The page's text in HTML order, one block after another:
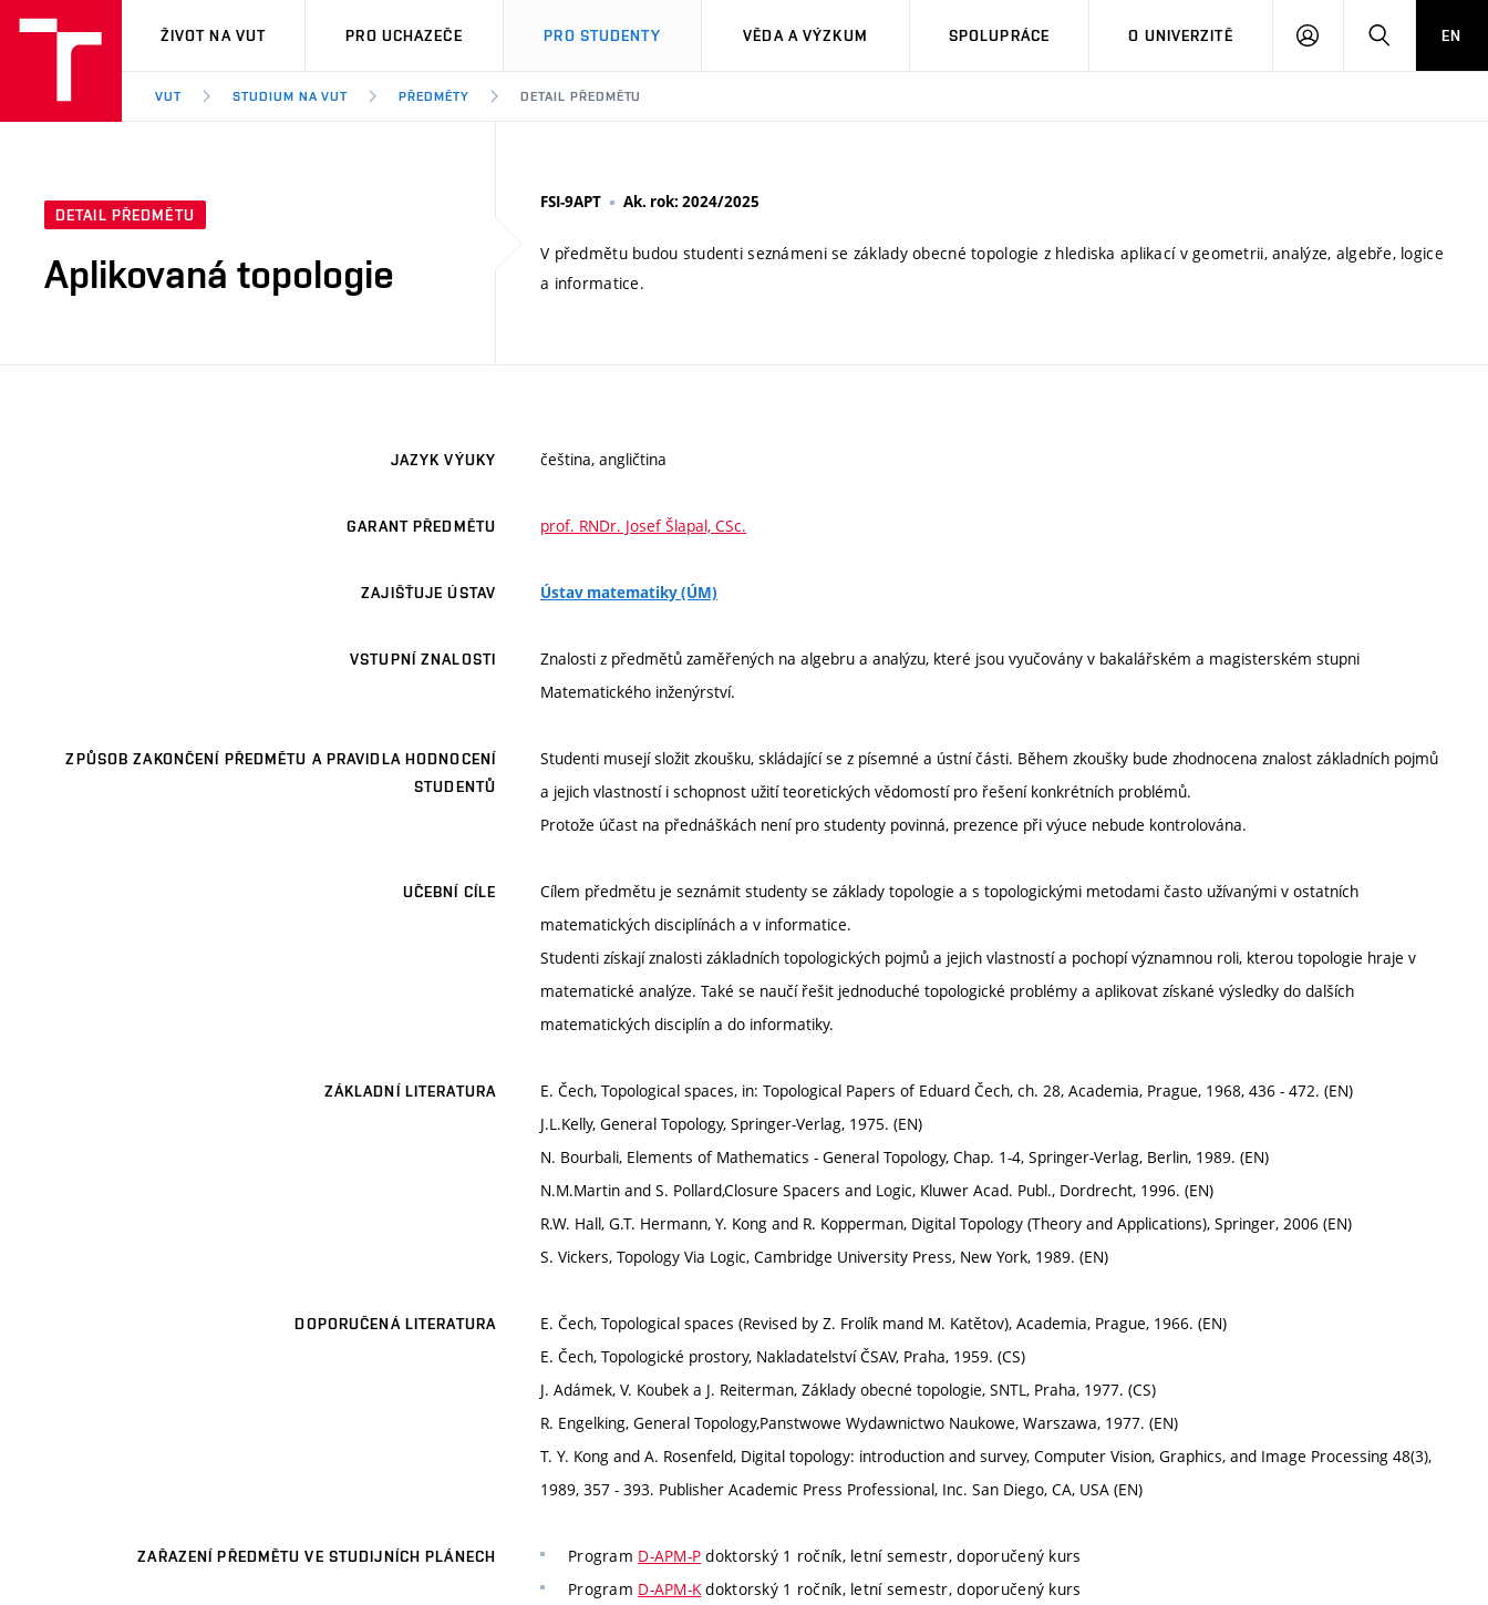
VUT
ŽIVOT NA VUT PRO UCHAZEČE PRO STUDENTY VĚDA A VÝZKUM SPOLUPRÁCE O UNIVERZITĚ
PŘIHLÁSIT HLEDATEN
VUT STUDIUM NA VUT PŘEDMĚTY DETAIL PŘEDMĚTU
DETAIL PŘEDMĚTU
Aplikovaná topologie
FSI-9APT Ak. rok: 2024/2025
V předmětu budou studenti seznámeni se základy obecné topologie z hlediska aplikací v geometrii, analýze, algebře, logice
a informatice.
JAZYK VÝUKY čeština, angličtina
GARANT PŘEDMĚTU prof. RNDr. Josef Šlapal, CSc.
ZAJIŠŤUJE ÚSTAV Ústav matematiky (ÚM)
VSTUPNÍ ZNALOSTI
Znalosti z předmětů zaměřených na algebru a analýzu, které jsou vyučovány v bakalářském a magisterském stupni
Matematického inženýrství.
ZPŮSOB ZAKONČENÍ PŘEDMĚTU A PRAVIDLA HODNOCENÍ
STUDENTŮ
Studenti musejí složit zkoušku, skládající se z písemné a ústní části. Během zkoušky bude zhodnocena znalost základních pojmů
a jejich vlastností i schopnost užití teoretických vědomostí pro řešení konkrétních problémů.
Protože účast na přednáškách není pro studenty povinná, prezence při výuce nebude kontrolována.
UČEBNÍ CÍLE
Cílem předmětu je seznámit studenty se základy topologie a s topologickými metodami často užívanými v ostatních
matematických disciplínách a v informatice.
Studenti získají znalosti základních topologických pojmů a jejich vlastností a pochopí významnou roli, kterou topologie hraje v
matematické analýze. Také se naučí řešit jednoduché topologické problémy a aplikovat získané výsledky do dalších
matematických disciplín a do informatiky.
ZÁKLADNÍ LITERATURA
E. Čech, Topological spaces, in: Topological Papers of Eduard Čech, ch. 28, Academia, Prague, 1968, 436 - 472. (EN)
J.L.Kelly, General Topology, Springer-Verlag, 1975. (EN)
N. Bourbali, Elements of Mathematics - General Topology, Chap. 1-4, Springer-Verlag, Berlin, 1989. (EN)
N.M.Martin and S. Pollard,Closure Spacers and Logic, Kluwer Acad. Publ., Dordrecht, 1996. (EN)
R.W. Hall, G.T. Hermann, Y. Kong and R. Kopperman, Digital Topology (Theory and Applications), Springer, 2006 (EN)
S. Vickers, Topology Via Logic, Cambridge University Press, New York, 1989. (EN)
DOPORUČENÁ LITERATURA
E. Čech, Topological spaces (Revised by Z. Frolík mand M. Katětov), Academia, Prague, 1966. (EN)
E. Čech, Topologické prostory, Nakladatelství ČSAV, Praha, 1959. (CS)
J. Adámek, V. Koubek a J. Reiterman, Základy obecné topologie, SNTL, Praha, 1977. (CS)
R. Engelking, General Topology,Panstwowe Wydawnictwo Naukowe, Warszawa, 1977. (EN)
T. Y. Kong and A. Rosenfeld, Digital topology: introduction and survey, Computer Vision, Graphics, and Image Processing 48(3),
1989, 357 - 393. Publisher Academic Press Professional, Inc. San Diego, CA, USA (EN)
ZAŘAZENÍ PŘEDMĚTU VE STUDIJNÍCH PLÁNECH Program D-APM-P doktorský 1 ročník, letní semestr, doporučený kurs
Program D-APM-Kdoktorský 1 ročník, letní semestr, doporučený kurs